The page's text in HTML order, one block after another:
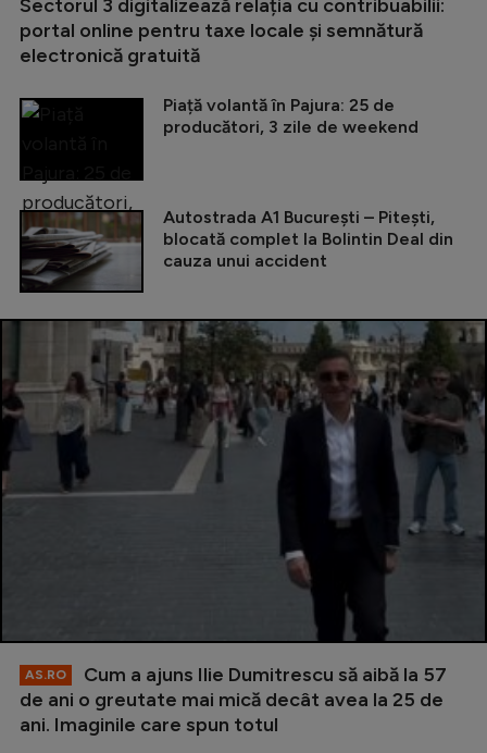
Sectorul 3 digitalizează relația cu contribuabilii:
portal online pentru taxe locale și semnătură
electronică gratuită
Piață volantă în Pajura: 25 de
producători, 3 zile de weekend
Autostrada A1 București – Pitești,
blocată complet la Bolintin Deal din
cauza unui accident
AS.RO
Cum a ajuns Ilie Dumitrescu să aibă la 57
de ani o greutate mai mică decât avea la 25 de
ani. Imaginile care spun totul